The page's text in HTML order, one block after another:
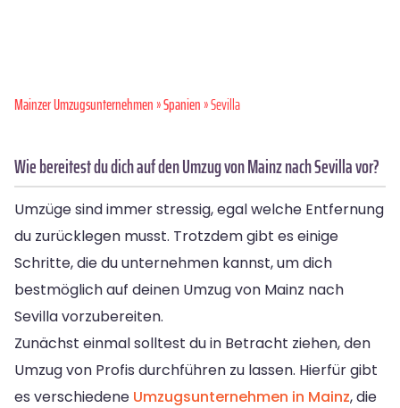
Mainzer Umzugsunternehmen»Spanien» Sevilla
Wie bereitest du dich auf den Umzug von Mainz nach Sevilla vor?
Umzüge sind immer stressig, egal welche Entfernung
du zurücklegen musst. Trotzdem gibt es einige
Schritte, die du unternehmen kannst, um dich
bestmöglich auf deinen Umzug von Mainz nach
Sevilla vorzubereiten.
Zunächst einmal solltest du in Betracht ziehen, den
Umzug von Profis durchführen zu lassen. Hierfür gibt
es verschiedene Umzugsunternehmen in Mainz, die